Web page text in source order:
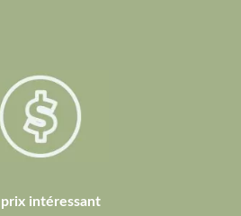
intéressant